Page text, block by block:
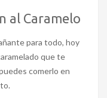
al Caramelo
para todo, hoy
que te
comerlo en